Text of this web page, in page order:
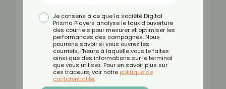
Je consens à ce que la société Digital
Prisma Players analyse le taux d'ouverture
des courriels pour mesurer et optimiser les
performances des campagnes. Nous
pourrons savoir si vous ouvrez les
courriels, l'heure à laquelle vous le faites
ainsi que des informations sur le terminal
que vous utilisez. Pour en savoir plus sur
ces traceurs, voir notre politique de
confidentialité.